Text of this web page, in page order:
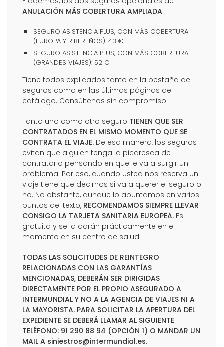
ANULACIÓN MÁS COBERTURA AMPLIADA:
SEGURO ASISTENCIA PLUS, CON MÁS COBERTURA
(EUROPA Y RIBEREÑOS): 43 €
SEGURO ASISTENCIA PLUS, CON MÁS COBERTURA
(GRANDES VIAJES): 52 €
Tiene todos explicados tanto en la pestaña de
seguros como en las últimas páginas del
catálogo. Consúltenos sin compromiso.
Tanto uno como otro seguro TIENEN QUE SER
CONTRATADOS EN EL MISMO MOMENTO QUE SE
CONTRATA EL VIAJE. De esa manera, los seguros
evitan que alguien tenga la picaresca de
contratarlo pensando en que le va a surgir un
problema. Por eso, cuando usted nos reserva un
viaje tiene que decirnos si va a querer el seguro o
no. No obstante, aunque lo apuntamos en varios
puntos del texto, RECOMENDAMOS SIEMPRE LLEVAR
CONSIGO LA TARJETA SANITARIA EUROPEA. Es
gratuita y se la darán prácticamente en el
momento en su centro de salud.
TODAS LAS SOLICITUDES DE REINTEGRO
RELACIONADAS CON LAS GARANTÍAS
MENCIONADAS, DEBERÁN SER DIRIGIDAS
DIRECTAMENTE POR EL PROPIO ASEGURADO A
INTERMUNDIAL Y NO A LA AGENCIA DE VIAJES NI A
LA MAYORISTA. PARA SOLICITAR LA APERTURA DEL
EXPEDIENTE SE DEBERÁ LLAMAR AL SIGUIENTE
TELÉFONO: 91 290 88 94 (OPCIÓN 1) O MANDAR UN
MAIL A siniestros@intermundial.es.